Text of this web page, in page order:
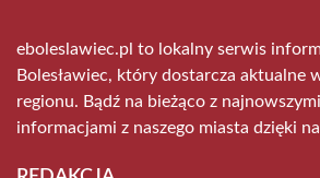
eboleslawiec.pl to lokalny serwis
Bolesławiec, który dostarcza aktualne
regionu. Bądź na bieżąco z
informacjami z naszego miasta dzięki